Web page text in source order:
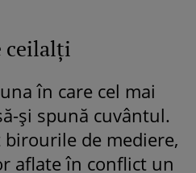
ceilalți
în care cel mai
și spună cuvântul.
de mediere,
aflate în conflict un